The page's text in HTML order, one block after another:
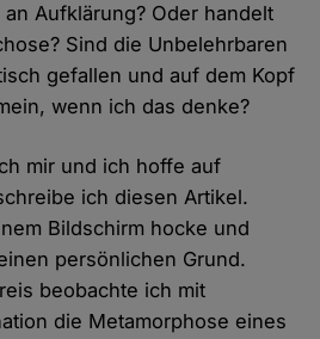
Aufklärung? Oder handelt
Sind die Unbelehrbaren
gefallen und auf dem Kopf
wenn ich das denke?
mir und ich hoffe auf
ich diesen Artikel.
Bildschirm hocke und
persönlichen Grund.
beobachte ich mit
die Metamorphose eines